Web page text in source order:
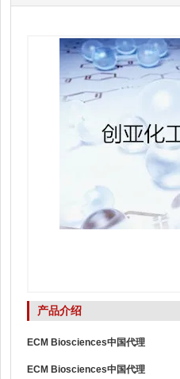
产品介绍
ECM Biosciences中国代理
ECM Biosciences中国代理